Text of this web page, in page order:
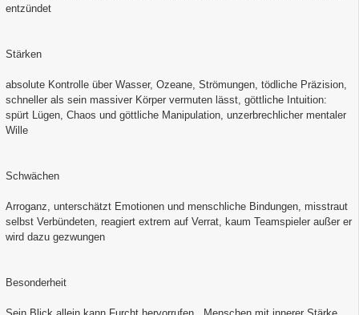
entzündet
Stärken
absolute Kontrolle über Wasser, Ozeane, Strömungen, tödliche Präzision,
schneller als sein massiver Körper vermuten lässt, göttliche Intuition:
spürt Lügen, Chaos und göttliche Manipulation, unzerbrechlicher mentaler
Wille
Schwächen
Arroganz, unterschätzt Emotionen und menschliche Bindungen, misstraut
selbst Verbündeten, reagiert extrem auf Verrat, kaum Teamspieler außer er
wird dazu gezwungen
Besonderheit